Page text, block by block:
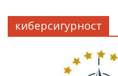
киберсигурност